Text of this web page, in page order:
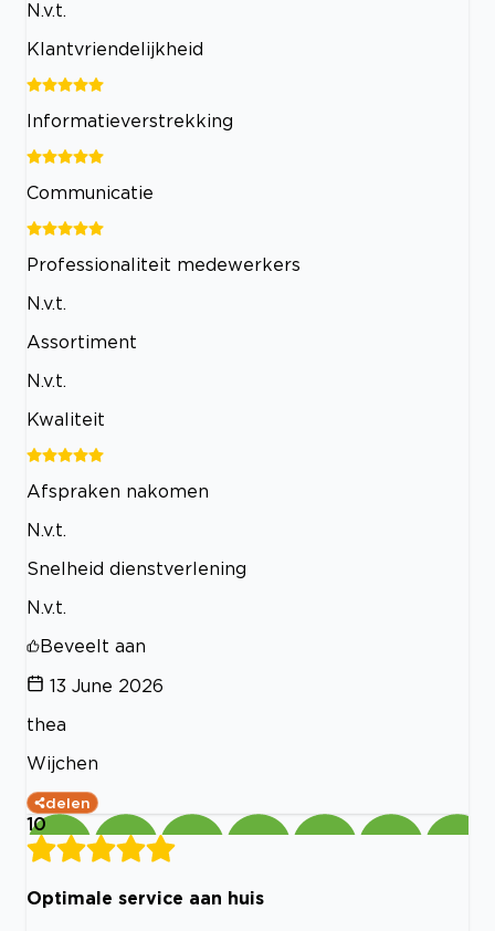
N.v.t.
Klantvriendelijkheid
Informatieverstrekking
Communicatie
Professionaliteit medewerkers
N.v.t.
Assortiment
N.v.t.
Kwaliteit
Afspraken nakomen
N.v.t.
Snelheid dienstverlening
N.v.t.
Beveelt aan
13 June 2026
thea
Wijchen
delen
10
Optimale service aan huis